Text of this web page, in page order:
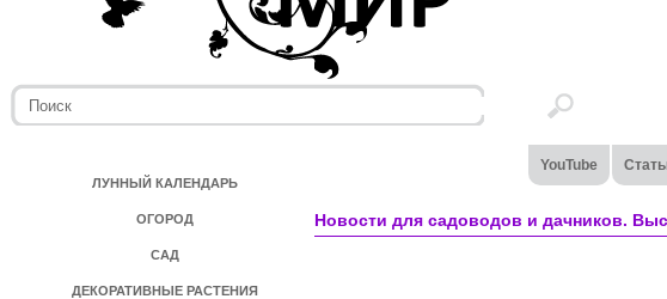
ЛУННЫЙ КАЛЕНДАРЬ
ОГОРОД
САД
ДЕКОРАТИВНЫЕ РАСТЕНИЯ
YouTube
Новости для садоводов и дачников.